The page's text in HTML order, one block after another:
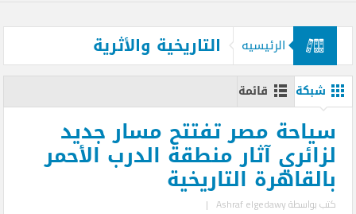
الرئيسيه التاريخية والأثرية
شبكة قائمة
سياحة مصر تفتتح مسار جديد
لزائري آثار منطقة الدرب الأحمر
بالقاهرة التاريخية
كتب بواسطةAshraf elgedawy
|